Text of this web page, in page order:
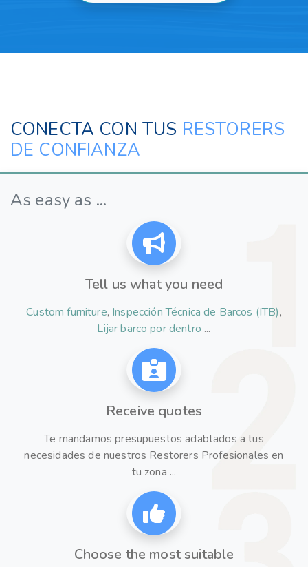
CONECTA CON TUS RESTORERS
DE CONFIANZA
As easy as ...
Tell us what you need
Custom furniture, Inspección Técnica de Barcos (ITB),
Lijar barco por dentro ...
Receive quotes
Te mandamos presupuestos adabtados a tus
necesidades de nuestros Restorers Profesionales en
tu zona ...
Choose the most suitable